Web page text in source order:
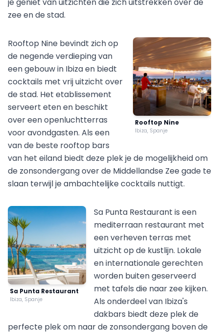
zee en de stad.
Rooftop Nine
Ibiza, Spanje
Rooftop Nine bevindt zich op
de negende verdieping van
een gebouw in Ibiza en biedt
cocktails met vrij uitzicht over
de stad. Het etablissement
serveert eten en beschikt
over een openluchtterras
voor avondgasten. Als een
van de beste rooftop bars
van het eiland biedt deze plek je de mogelijkheid om
de zonsondergang over de Middellandse Zee gade te
slaan terwijl je ambachtelijke cocktails nuttigt.
Sa Punta Restaurant
Ibiza, Spanje
Sa Punta Restaurant is een
mediterraan restaurant met
een verheven terras met
uitzicht op de kustlijn. Lokale
en internationale gerechten
worden buiten geserveerd
met tafels die naar zee kijken.
Als onderdeel van Ibiza's
dakbars biedt deze plek de
perfecte plek om naar de zonsondergang boven de